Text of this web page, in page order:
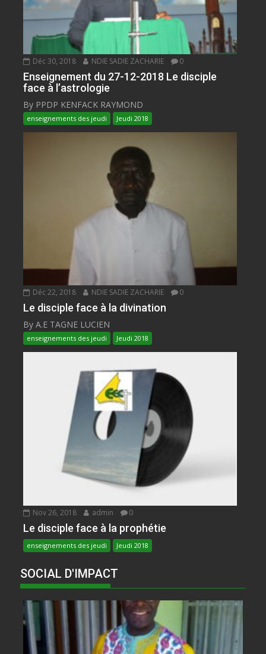
Déc 30, 2018 NDIE SADIE ZACHARIE 0
Enseignement du 27-12-2018 Le disciple
face à l’astrologie
By PPDP KENFACK RAYMOND
enseignements des jeudi Jeudi 2018
Déc 22, 2018 NDIE SADIE ZACHARIE 0
Le disciple face à la divination
By A.E TAGNE LUCIEN
enseignements des jeudi Jeudi 2018
Nov 26, 2018 admin 0
Le disciple face à la prophétie
enseignements des jeudi Jeudi 2018
SOCIAL D'IMPACT